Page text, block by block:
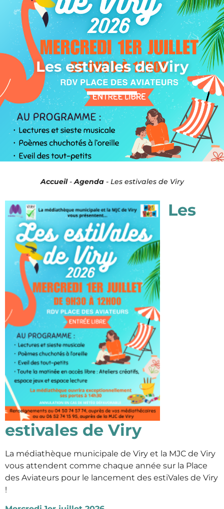
Les estivales de Viry
Accueil- Agenda- Les estivales de Viry
Les
estivales de Viry
La médiathèque municipale de Viry et la MJC de Viry
vous attendent comme chaque année sur la Place
des Aviateurs pour le lancement des estiVales de Viry
!
Panneau de gestion des cookies